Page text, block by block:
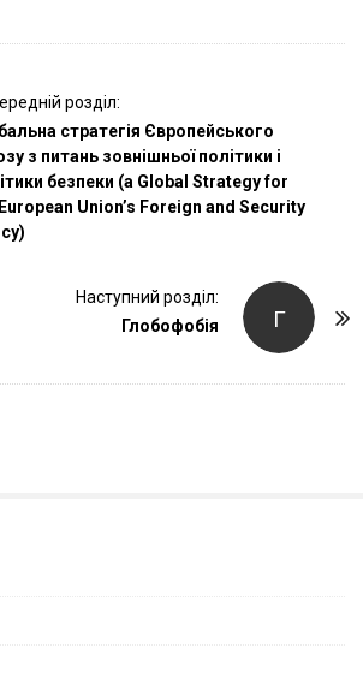
розділ:
стратегія Європейського
з питань зовнішньої політики і
безпеки (a Global Strategy for
Union’s Foreign and Security
Г
Наступний розділ:
Глобофобія